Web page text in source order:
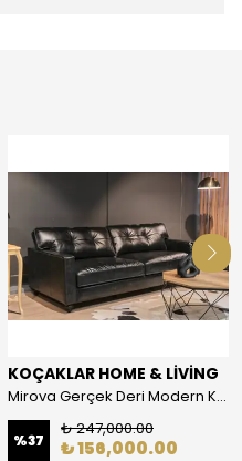
KOÇAKLAR HOME & LİVİNG
Mirova Gerçek Deri Modern Kanepe
%37
₺ 247,000.00
₺ 156,000.00